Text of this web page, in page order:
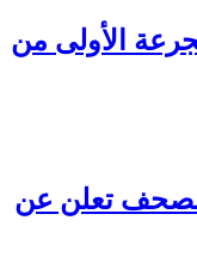
الأولى من
الصحف تعلن عن